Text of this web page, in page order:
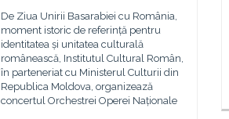
De Ziua Unirii Basarabiei cu România,
moment istoric de referință pentru
identitatea și unitatea culturală
românească, Institutul Cultural Român,
în parteneriat cu Ministerul Culturii din
Republica Moldova, organizează
concertul Orchestrei Operei Naționale